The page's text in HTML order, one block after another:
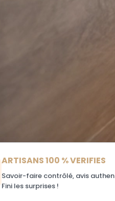
ARTISANS 100 % VERIFIES
Savoir-faire contrôlé, avis
Fini les surprises !